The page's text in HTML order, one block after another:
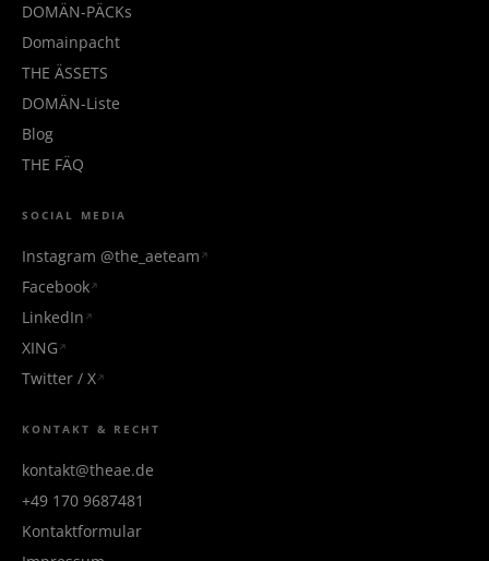
DOMÄN-PÄCKs
Domainpacht
THE ÄSSETS
DOMÄN-Liste
Blog
THE FÄQ
SOCIAL MEDIA
Instagram @the_aeteam
Facebook
LinkedIn
XING
Twitter / X
KONTAKT & RECHT
kontakt@theae.de
+49 170 9687481
Kontaktformular